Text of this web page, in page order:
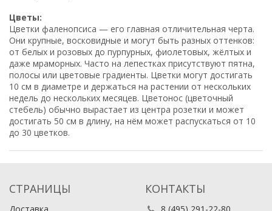
Цветы:
Цветки фаленопсиса — его главная отличительная черта.
Они крупные, восковидные и могут быть разных оттенков:
от белых и розовых до пурпурных, фиолетовых, жёлтых и
даже мраморных. Часто на лепестках присутствуют пятна,
полосы или цветовые градиенты. Цветки могут достигать
10 см в диаметре и держаться на растении от нескольких
недель до нескольких месяцев. Цветонос (цветочный
стебель) обычно вырастает из центра розетки и может
достигать 50 см в длину, на нём может распускаться от 10
до 30 цветков.
СТРАНИЦЫ КОНТАКТЫ